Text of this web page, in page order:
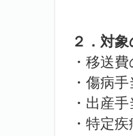
２．対
・移送
・傷病
・出産
・特定